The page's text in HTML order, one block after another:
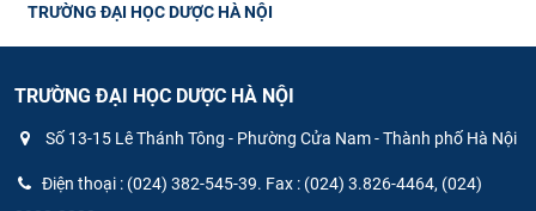
TRƯỜNG ĐẠI HỌC DƯỢC HÀ NỘI
TRƯỜNG ĐẠI HỌC DƯỢC HÀ NỘI
Số 13-15 Lê Thánh Tông - Phường Cửa Nam - Thành phố Hà Nội
Điện thoại : (024) 382-545-39. Fax : (024) 3.826-4464, (024)